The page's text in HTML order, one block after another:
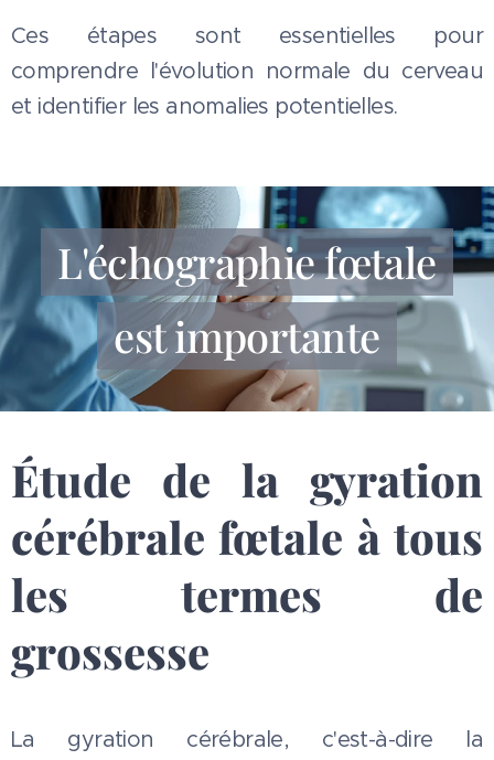
Ces étapes sont essentielles pour
comprendre l'évolution normale du cerveau
et identifier les anomalies potentielles.
L'échographie fœtale
est importante
Étude de la gyration
cérébrale fœtale à tous
les termes de
grossesse
La gyration cérébrale, c'est-à-dire la